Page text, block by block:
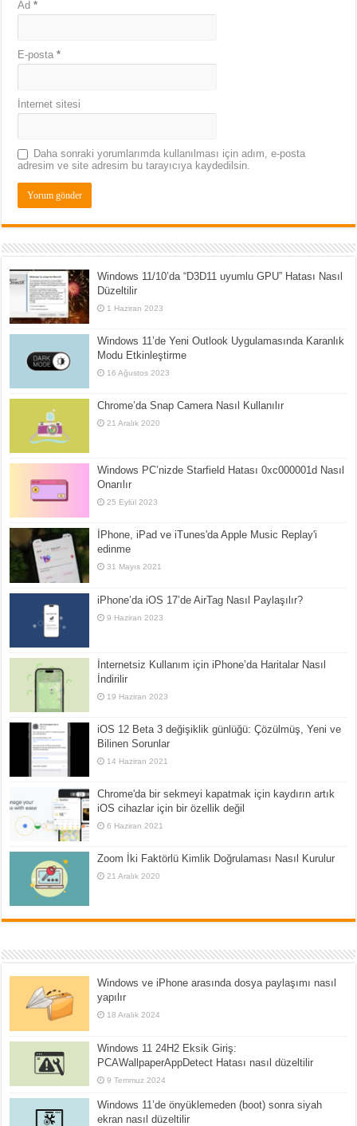
Ad*
E-posta*
İnternet sitesi
Daha sonraki yorumlarımda kullanılması için adım, e-posta
adresim ve site adresim bu tarayıcıya kaydedilsin.
Windows 11/10’da “D3D11 uyumlu GPU” Hatası Nasıl
Düzeltilir
1 Haziran 2023
Windows 11’de Yeni Outlook Uygulamasında Karanlık
Modu Etkinleştirme
16 Ağustos 2023
Chrome’da Snap Camera Nasıl Kullanılır
21 Aralık 2020
Windows PC’nizde Starfield Hatası 0xc000001d Nasıl
Onarılır
25 Eylül 2023
İPhone, iPad ve iTunes'da Apple Music Replay'i
edinme
31 Mayıs 2021
iPhone’da iOS 17’de AirTag Nasıl Paylaşılır?
9 Haziran 2023
İnternetsiz Kullanım için iPhone’da Haritalar Nasıl
İndirilir
19 Haziran 2023
iOS 12 Beta 3 değişiklik günlüğü: Çözülmüş, Yeni ve
Bilinen Sorunlar
14 Haziran 2021
Chrome'da bir sekmeyi kapatmak için kaydırın artık
iOS cihazlar için bir özellik değil
6 Haziran 2021
Zoom İki Faktörlü Kimlik Doğrulaması Nasıl Kurulur
21 Aralık 2020
Windows ve iPhone arasında dosya paylaşımı nasıl
yapılır
18 Aralık 2024
Windows 11 24H2 Eksik Giriş:
PCAWallpaperAppDetect Hatası nasıl düzeltilir
9 Temmuz 2024
Windows 11’de önyüklemeden (boot) sonra siyah
ekran nasıl düzeltilir